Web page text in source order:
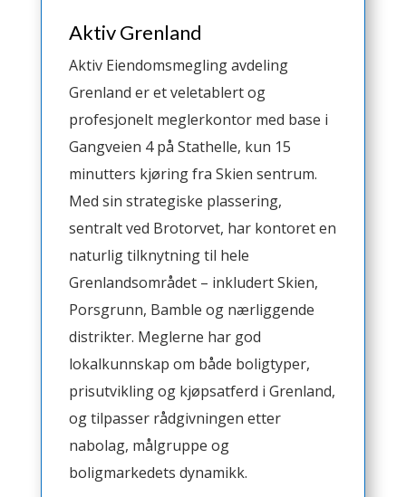
Aktiv Grenland
Aktiv Eiendomsmegling avdeling
Grenland er et veletablert og
profesjonelt meglerkontor med base i
Gangveien 4 på Stathelle, kun 15
minutters kjøring fra Skien sentrum.
Med sin strategiske plassering,
sentralt ved Brotorvet, har kontoret en
naturlig tilknytning til hele
Grenlandsområdet – inkludert Skien,
Porsgrunn, Bamble og nærliggende
distrikter. Meglerne har god
lokalkunnskap om både boligtyper,
prisutvikling og kjøpsatferd i Grenland,
og tilpasser rådgivningen etter
nabolag, målgruppe og
boligmarkedets dynamikk.